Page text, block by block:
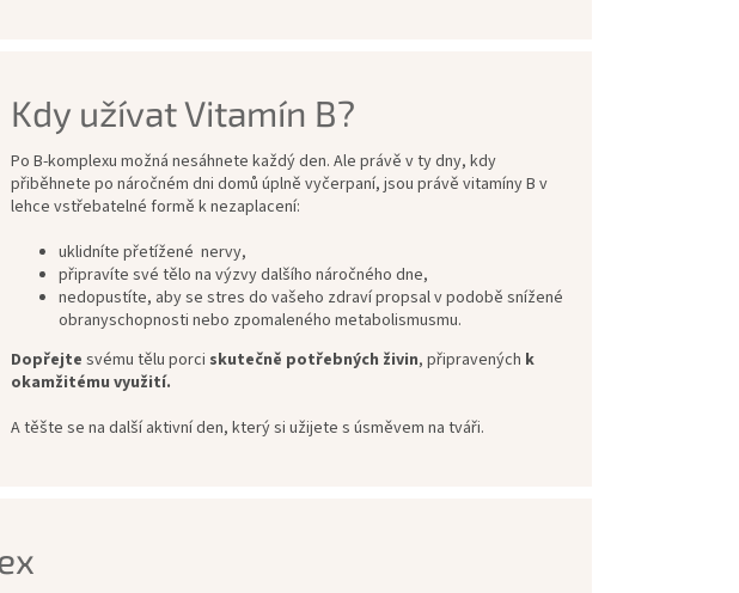
Kdy užívat Vitamín B?
Po B-komplexu možná nesáhnete každý den. Ale právě v ty dny, kdy
přiběhnete po náročném dni domů úplně vyčerpaní, jsou právě vitamíny B v
lehce vstřebatelné formě k nezaplacení:
uklidníte přetížené nervy,
připravíte své tělo na výzvy dalšího náročného dne,
nedopustíte, aby se stres do vašeho zdraví propsal v podobě snížené
obranyschopnosti nebo zpomaleného metabolismusmu.
Dopřejte svému tělu porci skutečně potřebných živin, připravených k
okamžitému využití.
A těšte se na další aktivní den, který si užijete s úsměvem na tváři.